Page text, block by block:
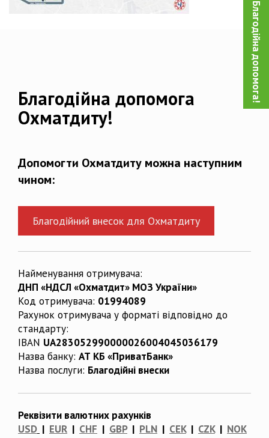
Благодійна допомога!
Благодійна допомога
Охматдиту!
Допомогти Охматдиту можна наступним
чином:
Благодійний внесок для Охматдиту
Найменування отримувача:
ДНП «НДСЛ «Охматдит» МОЗ України»
Код отримувача: 01994089
Рахунок отримувача у форматі відповідно до
стандарту:
IBAN UA283052990000026004045036179
Назва банку: АТ КБ «ПриватБанк»
Назва послуги: Благодійні внески
Реквізити валютних рахунків
USD | EUR | CHF | GBP| PLN | CEK| CZK| NOK